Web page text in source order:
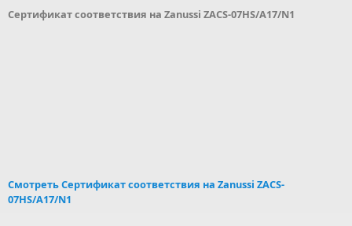
Сертификат соответствия на Zanussi ZACS-07HS/A17/N1
Смотреть Сертификат соответствия на Zanussi ZACS-
07HS/A17/N1